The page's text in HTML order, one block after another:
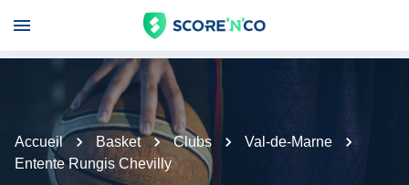
Accueil Basket Clubs
Val-de-Marne
Entente Rungis Chevilly